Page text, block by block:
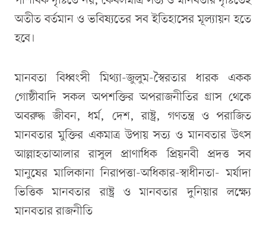
অতীত বর্তমান ও ভবিষ্যতের সব ইতিহাসের মূল্যায়ন হতে
হবে।
মানবতা বিধ্বংসী মিথ্যা-জুলুম-স্বৈরতার ধারক একক
গোষ্ঠীবাদি সকল অপশক্তির অপরাজনীতির গ্রাস থেকে
অবরুদ্ধ জীবন, ধর্ম, দেশ, রাষ্ট্র, গণতন্ত্র ও পরাজিত
মানবতার মুক্তির একমাত্র উপায় সত্য ও মানবতার উৎস
আল্লাহতাআলার রাসুল প্রাণাধিক প্রিয়নবী প্রদত্ত সব
মানুষের মালিকানা নিরাপত্তা-অধিকার-স্বাধীনতা- মর্যাদা
ভিত্তিক মানবতার রাষ্ট্র ও মানবতার দুনিয়ার লক্ষ্যে
মানবতার রাজনীতি